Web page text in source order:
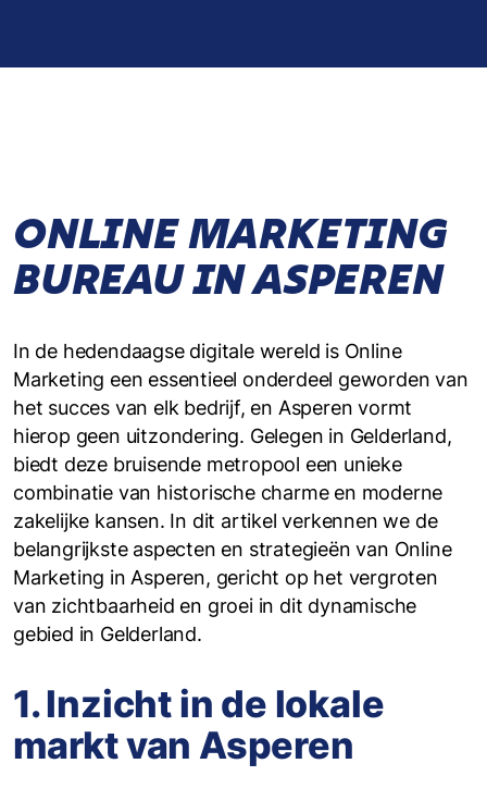
ONLINE MARKETING
BUREAU IN ASPEREN
In de hedendaagse digitale wereld is Online
Marketing een essentieel onderdeel geworden van
het succes van elk bedrijf, en Asperen vormt
hierop geen uitzondering. Gelegen in Gelderland,
biedt deze bruisende metropool een unieke
combinatie van historische charme en moderne
zakelijke kansen. In dit artikel verkennen we de
belangrijkste aspecten en strategieën van Online
Marketing in Asperen, gericht op het vergroten
van zichtbaarheid en groei in dit dynamische
gebied in Gelderland.
1. Inzicht in de lokale
markt van Asperen